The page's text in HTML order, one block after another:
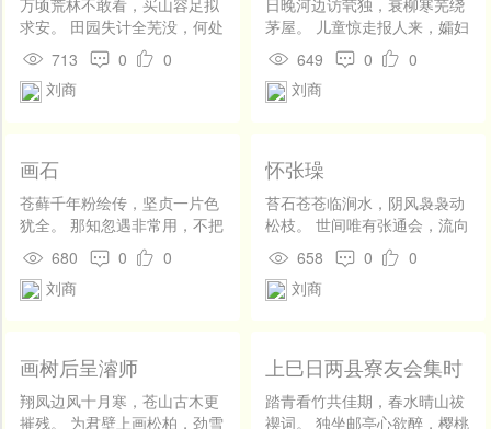
求安。 田园失计全芜没，何处
春风种蕙兰。
713 0
0
刘商
茅屋。 儿童惊走报人来，孀妇
开门一声哭。
649 0
0
刘商
画石
苍藓千年粉绘传，坚贞一片色
犹全。 那知忽遇非常用，不把
分铢补上天。
680 0
0
刘商
怀张璪
苔石苍苍临涧水，阴风袅袅动
松枝。 世间唯有张通会，流向
衡阳那得知。
658 0
0
刘商
画树后呈濬师
翔凤边风十月寒，苍山古木更
摧残。 为君壁上画松柏，劲雪
上巳日两县寮友会集时
主邮不遂驰赴辄题以寄
方寸
踏青看竹共佳期，春水晴山祓
禊词。 独坐邮亭心欲醉，樱桃